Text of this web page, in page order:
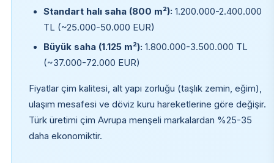
Standart halı saha (800 m²): 1.200.000-2.400.000
TL (~25.000-50.000 EUR)
Büyük saha (1.125 m²): 1.800.000-3.500.000 TL
(~37.000-72.000 EUR)
Fiyatlar çim kalitesi, alt yapı zorluğu (taşlık zemin, eğim),
ulaşım mesafesi ve döviz kuru hareketlerine göre değişir.
Türk üretimi çim Avrupa menşeli markalardan %25-35
daha ekonomiktir.